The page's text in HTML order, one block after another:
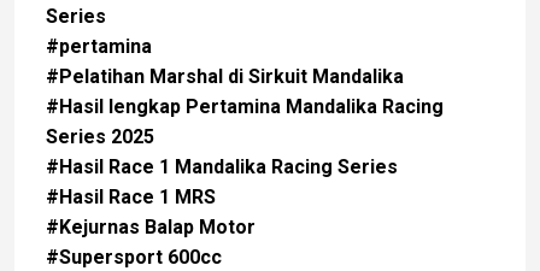
Series
#pertamina
#Pelatihan Marshal di Sirkuit Mandalika
#Hasil lengkap Pertamina Mandalika Racing
Series 2025
#Hasil Race 1 Mandalika Racing Series
#Hasil Race 1 MRS
#Kejurnas Balap Motor
#Supersport 600cc